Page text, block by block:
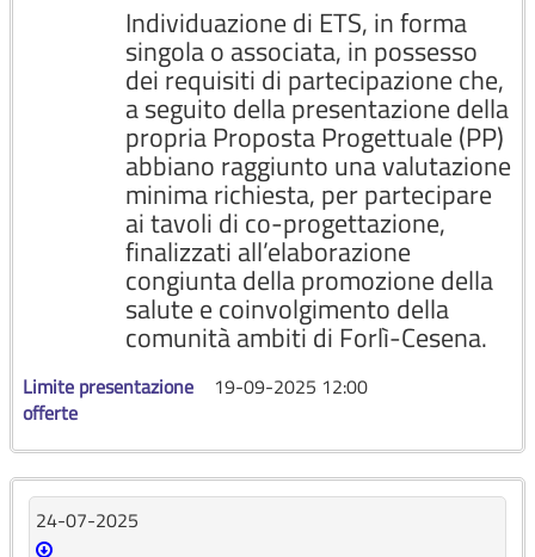
Individuazione di ETS, in forma
singola o associata, in possesso
dei requisiti di partecipazione che,
a seguito della presentazione della
propria Proposta Progettuale (PP)
abbiano raggiunto una valutazione
minima richiesta, per partecipare
ai tavoli di co-progettazione,
finalizzati all’elaborazione
congiunta della promozione della
salute e coinvolgimento della
comunità ambiti di Forlì-Cesena.
Limite presentazione
offerte
19-09-2025 12:00
24-07-2025